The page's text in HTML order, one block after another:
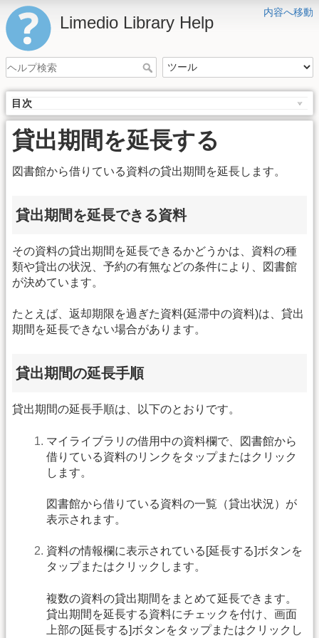
内容へ移動
Limedio Library Help
目次
貸出期間を延長する
図書館から借りている資料の貸出期間を延長します。
貸出期間を延長できる資料
その資料の貸出期間を延長できるかどうかは、資料の種
類や貸出の状況、予約の有無などの条件により、図書館
が決めています。
たとえば、返却期限を過ぎた資料(延滞中の資料)は、貸出
期間を延長できない場合があります。
貸出期間の延長手順
貸出期間の延長手順は、以下のとおりです。
マイライブラリの借用中の資料欄で、図書館から
借りている資料のリンクをタップまたはクリック
します。
図書館から借りている資料の一覧（貸出状況）が
表示されます。
資料の情報欄に表示されている[延長する]ボタンを
タップまたはクリックします。
複数の資料の貸出期間をまとめて延長できます。
貸出期間を延長する資料にチェックを付け、画面
上部の[延長する]ボタンをタップまたはクリックし